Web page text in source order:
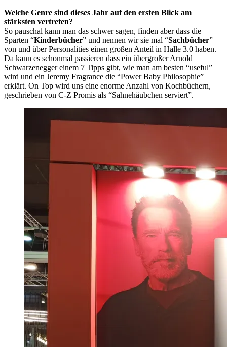
Welche Genre sind dieses Jahr auf den ersten Blick am
stärksten vertreten?
So pauschal kann man das schwer sagen, finden aber dass die
Sparten “Kinderbücher” und nennen wir sie mal “Sachbücher”
von und über Personalities einen großen Anteil in Halle 3.0 haben.
Da kann es schonmal passieren dass ein übergroßer Arnold
Schwarzenegger einem 7 Tipps gibt, wie man am besten “useful”
wird und ein Jeremy Fragrance die “Power Baby Philosophie”
erklärt. On Top wird uns eine enorme Anzahl von Kochbüchern,
geschrieben von C-Z Promis als “Sahnehäubchen serviert”.